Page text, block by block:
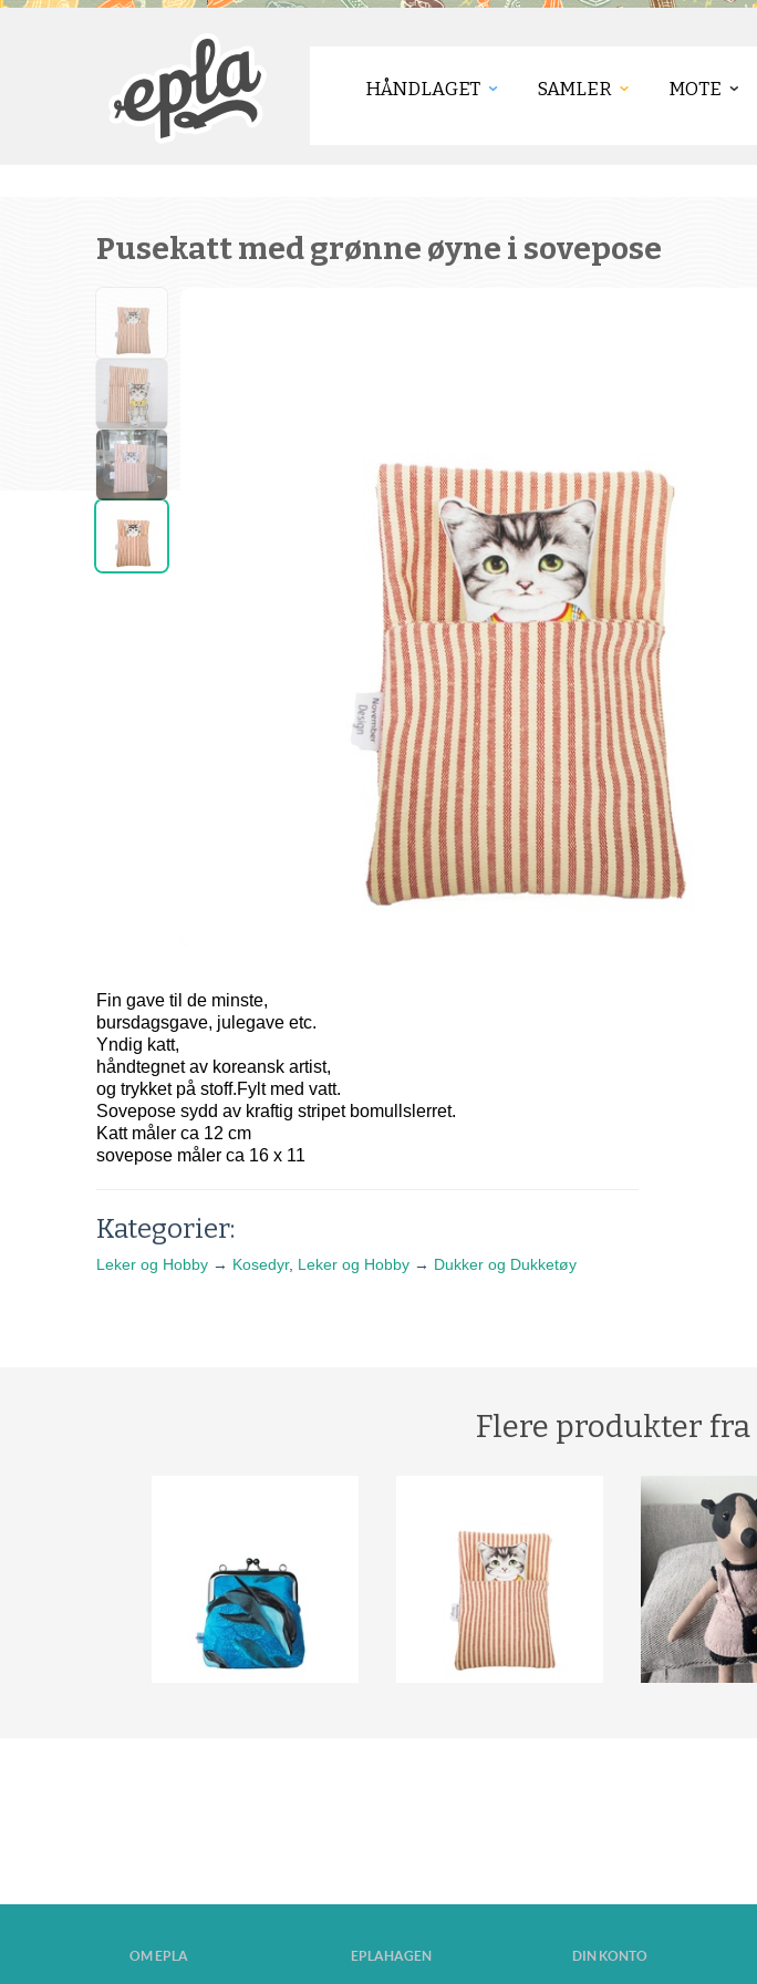
HÅNDLAGET SAMLER MOTE
Pusekatt med grønne øyne i sovepose
Fin gave til de minste,
bursdagsgave, julegave etc.
Yndig katt,
håndtegnet av koreansk artist,
og trykket på stoff.Fylt med vatt.
Sovepose sydd av kraftig stripet bomullslerret.
Katt måler ca 12 cm
sovepose måler ca 16 x 11
Kategorier:
Leker og Hobby → Kosedyr, Leker og Hobby → Dukker og Dukketøy
Flere produkter fra
OM EPLA EPLAHAGEN DIN KONTO